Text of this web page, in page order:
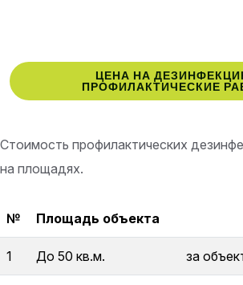
ЦЕНА НА
ПРОФИЛАКТИЧЕСКИЕ
Стоимость профилактических
на площадях.
№ Площадь объекта
1 До 50 кв.м. за